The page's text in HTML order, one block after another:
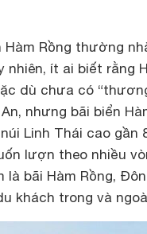
Hàm Rồng thường
nhiên, ít ai biết rằng
dù chưa có
nhưng bãi biển
Linh Thái cao gần
lượn theo nhiều
là bãi Hàm Rồng,
khách trong và